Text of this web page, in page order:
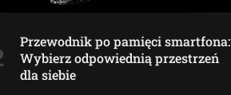
Przewodnik po pamięci smartfona:
Wybierz odpowiednią przestrzeń
dla siebie